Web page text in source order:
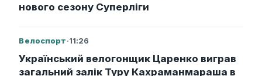
нового сезону Суперліги
Велоспорт·11:26
Український велогонщик Царенко виграв
загальний залік Туру Кахраманмараша в